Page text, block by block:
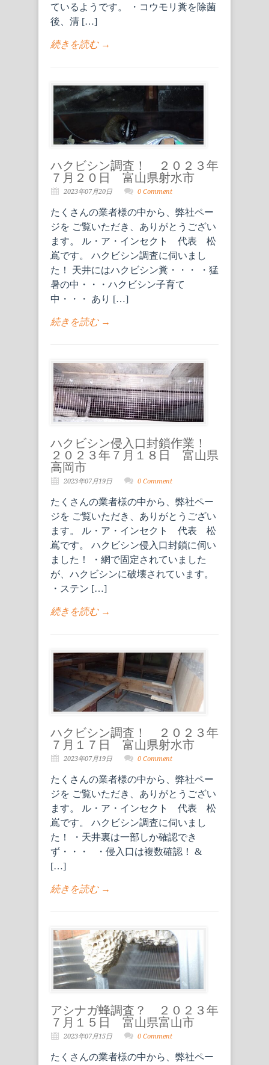
ているようです。 ・コウモリ糞を除菌
後、清 […]
続きを読む →
ハクビシン調査！ ２０２３年
７月２０日 富山県射水市
2023年07月20日 0 Comment
たくさんの業者様の中から、弊社ペー
ジを ご覧いただき、ありがとうござい
ます。 ル・ア・インセクト 代表 松
嶌です。 ハクビシン調査に伺いまし
た！ 天井にはハクビシン糞・・・ ・猛
暑の中・・・ハクビシン子育て
中・・・ あり […]
続きを読む →
ハクビシン侵入口封鎖作業！
２０２３年７月１８日 富山県
高岡市
2023年07月19日 0 Comment
たくさんの業者様の中から、弊社ペー
ジを ご覧いただき、ありがとうござい
ます。 ル・ア・インセクト 代表 松
嶌です。 ハクビシン侵入口封鎖に伺い
ました！ ・網で固定されていました
が、ハクビシンに破壊されています。
・ステン […]
続きを読む →
ハクビシン調査！ ２０２３年
７月１７日 富山県射水市
2023年07月19日 0 Comment
たくさんの業者様の中から、弊社ペー
ジを ご覧いただき、ありがとうござい
ます。 ル・ア・インセクト 代表 松
嶌です。 ハクビシン調査に伺いまし
た！ ・天井裏は一部しか確認でき
ず・・・ ・侵入口は複数確認！ &
[…]
続きを読む →
アシナガ蜂調査？ ２０２３年
７月１５日 富山県富山市
2023年07月15日 0 Comment
たくさんの業者様の中から、弊社ペー